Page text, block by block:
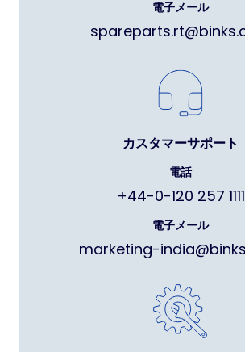
電子メール
カスタマーサポート
電話
+44-0-120 257 1111
電子メール
marketing-